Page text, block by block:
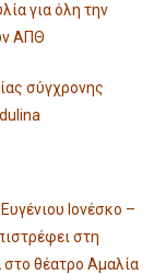
για όλη την
ΑΠΘ
σύγχρονης
Ιονέσκο –
στη
θέατρο Αμαλία